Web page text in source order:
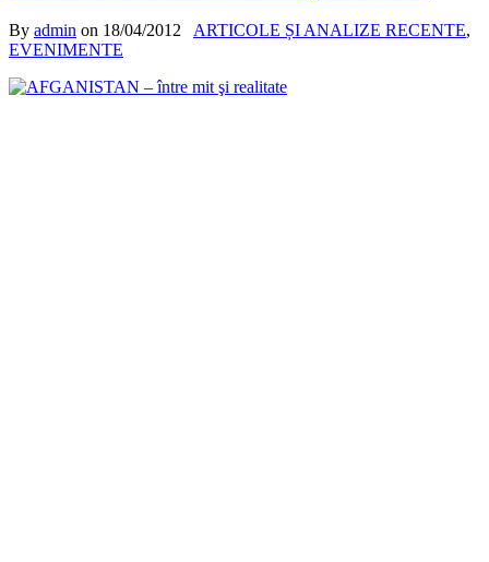
By admin on 18/04/2012 ARTICOLE ȘI ANALIZE RECENTE,
EVENIMENTE